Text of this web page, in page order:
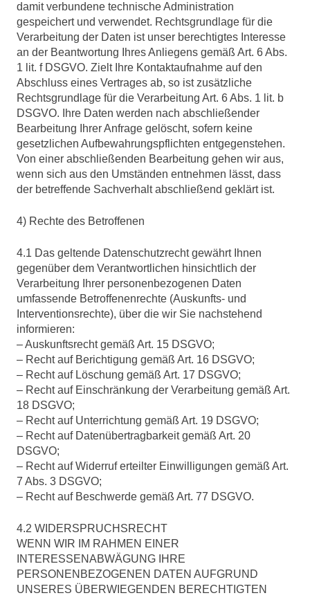
damit verbundene technische Administration
gespeichert und verwendet. Rechtsgrundlage für die
Verarbeitung der Daten ist unser berechtigtes Interesse
an der Beantwortung Ihres Anliegens gemäß Art. 6 Abs.
1 lit. f DSGVO. Zielt Ihre Kontaktaufnahme auf den
Abschluss eines Vertrages ab, so ist zusätzliche
Rechtsgrundlage für die Verarbeitung Art. 6 Abs. 1 lit. b
DSGVO. Ihre Daten werden nach abschließender
Bearbeitung Ihrer Anfrage gelöscht, sofern keine
gesetzlichen Aufbewahrungspflichten entgegenstehen.
Von einer abschließenden Bearbeitung gehen wir aus,
wenn sich aus den Umständen entnehmen lässt, dass
der betreffende Sachverhalt abschließend geklärt ist.
4) Rechte des Betroffenen
4.1 Das geltende Datenschutzrecht gewährt Ihnen
gegenüber dem Verantwortlichen hinsichtlich der
Verarbeitung Ihrer personenbezogenen Daten
umfassende Betroffenenrechte (Auskunfts- und
Interventionsrechte), über die wir Sie nachstehend
informieren:
– Auskunftsrecht gemäß Art. 15 DSGVO;
– Recht auf Berichtigung gemäß Art. 16 DSGVO;
– Recht auf Löschung gemäß Art. 17 DSGVO;
– Recht auf Einschränkung der Verarbeitung gemäß Art.
18 DSGVO;
– Recht auf Unterrichtung gemäß Art. 19 DSGVO;
– Recht auf Datenübertragbarkeit gemäß Art. 20
DSGVO;
– Recht auf Widerruf erteilter Einwilligungen gemäß Art.
7 Abs. 3 DSGVO;
– Recht auf Beschwerde gemäß Art. 77 DSGVO.
4.2 WIDERSPRUCHSRECHT
WENN WIR IM RAHMEN EINER
INTERESSENABWÄGUNG IHRE
PERSONENBEZOGENEN DATEN AUFGRUND
UNSERES ÜBERWIEGENDEN BERECHTIGTEN